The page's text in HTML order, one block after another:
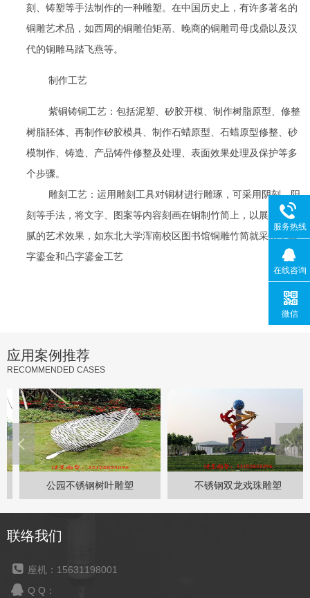
刻、铸塑等手法制作的一种雕塑。在中国历史上，有许多著名的
铜雕艺术品，如西周的铜雕伯矩鬲、晚商的铜雕司母戊鼎以及汉
代的铜雕马踏飞燕等。
制作工艺
紫铜铸铜工艺：包括泥塑、矽胶开模、制作树脂原型、修整
树脂胚体、再制作矽胶模具、制作石蜡原型、石蜡原型修整、砂
模制作、铸造、产品铸件修整及处理、表面效果处理及保护等多
个步骤。
雕刻工艺：运用雕刻工具对铜材进行雕琢，可采用阴刻、阳
刻等手法，将文字、图案等内容刻画在铜制竹简上，以展现出细
腻的艺术效果，如东北大学浑南校区图书馆铜雕竹简就采用了凹
字鎏金和凸字鎏金工艺
应用案例推荐
RECOMMENDED CASES
公园不锈钢树叶雕塑 不锈钢双龙戏珠雕塑
联络我们
座机：15631198001
Q Q：
服务热线
在线咨询
微信